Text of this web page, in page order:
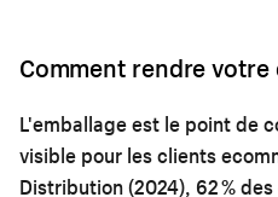
Comment rendre votre
L'emballage est le point de
visible pour les clients
Distribution (2024), 62 %